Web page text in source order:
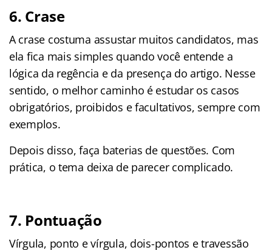
6. Crase
A crase costuma assustar muitos candidatos, mas
ela fica mais simples quando você entende a
lógica da regência e da presença do artigo. Nesse
sentido, o melhor caminho é estudar os casos
obrigatórios, proibidos e facultativos, sempre com
exemplos.
Depois disso, faça baterias de questões. Com
prática, o tema deixa de parecer complicado.
7. Pontuação
Vírgula, ponto e vírgula, dois-pontos e travessão